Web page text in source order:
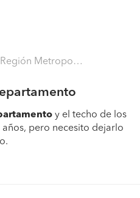
Metropolitana - Chacabuco)
y el techo de los
pero necesito dejarlo